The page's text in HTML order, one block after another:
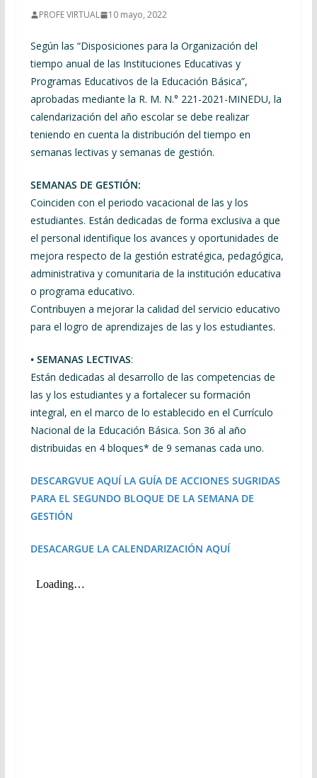
PROFE VIRTUAL 10 mayo, 2022
Según las “Disposiciones para la Organización del
tiempo anual de las Instituciones Educativas y
Programas Educativos de la Educación Básica”,
aprobadas mediante la R. M. N.° 221-2021-MINEDU, la
calendarización del año escolar se debe realizar
teniendo en cuenta la distribución del tiempo en
semanas lectivas y semanas de gestión.
SEMANAS DE GESTIÓN:
Coinciden con el periodo vacacional de las y los
estudiantes. Están dedicadas de forma exclusiva a que
el personal identifique los avances y oportunidades de
mejora respecto de la gestión estratégica, pedagógica,
administrativa y comunitaria de la institución educativa
o programa educativo.
Contribuyen a mejorar la calidad del servicio educativo
para el logro de aprendizajes de las y los estudiantes.
• SEMANAS LECTIVAS:
Están dedicadas al desarrollo de las competencias de
las y los estudiantes y a fortalecer su formación
integral, en el marco de lo establecido en el Currículo
Nacional de la Educación Básica. Son 36 al año
distribuidas en 4 bloques* de 9 semanas cada uno.
DESCARGVUE AQUÍ LA GUÍA DE ACCIONES SUGRIDAS
PARA EL SEGUNDO BLOQUE DE LA SEMANA DE
GESTIÓN
DESACARGUE LA CALENDARIZACIÓN AQUÍ